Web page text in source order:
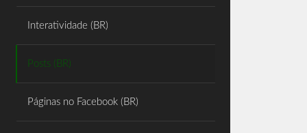
Interatividade (BR)
Posts (BR)
Páginas no Facebook (BR)